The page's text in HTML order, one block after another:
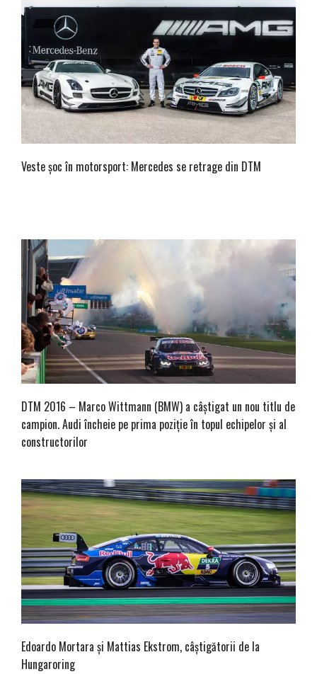
Veste șoc în motorsport: Mercedes se retrage din DTM
DTM 2016 – Marco Wittmann (BMW) a câștigat un nou titlu de
campion. Audi încheie pe prima poziție în topul echipelor și al
constructorilor
Edoardo Mortara și Mattias Ekstrom, câștigătorii de la
Hungaroring